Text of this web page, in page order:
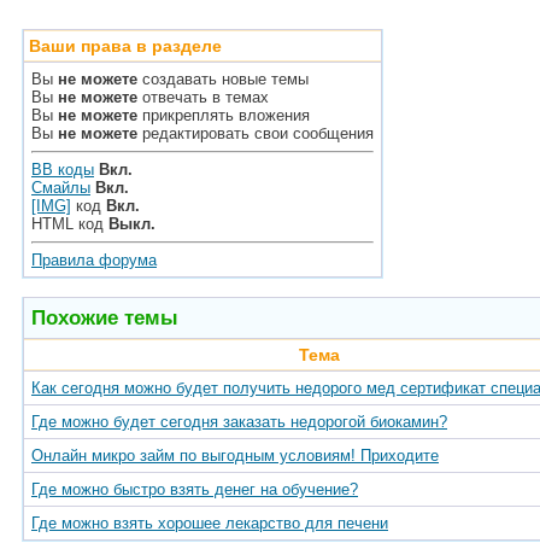
Ваши права в разделе
Вы не можете создавать новые темы
Вы не можете отвечать в темах
Вы не можете прикреплять вложения
Вы не можете редактировать свои сообщения
BB коды Вкл.
Смайлы Вкл.
[IMG] код Вкл.
HTML код Выкл.
Правила форума
Похожие темы
Тема
Как сегодня можно будет получить недорого мед сертификат
Где можно будет сегодня заказать недорогой биокамин?
Онлайн микро займ по выгодным условиям! Приходите
Где можно быстро взять денег на обучение?
Где можно взять хорошее лекарство для печени